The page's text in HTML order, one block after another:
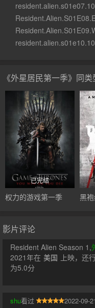
《外星居民第一季》同类
已完结
权力的游戏第一季 黑
影片评论
Resident Alien Season 1,
2021年在 美国 上映，还
为5.0分
shu看过 2022-09-